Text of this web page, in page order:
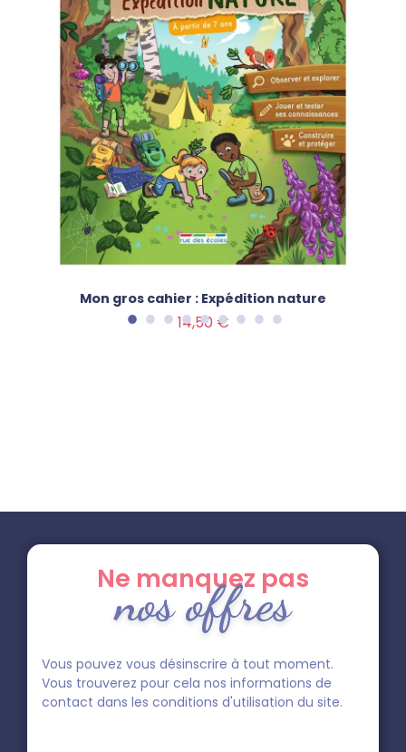
Mon gros cahier : Expédition nature
14,50 €
Ne manquez pas
nos offres
Vous pouvez vous désinscrire à tout moment.
Vous trouverez pour cela nos informations de
contact dans les conditions d'utilisation du site.